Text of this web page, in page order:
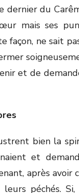
dernier du
mais ses
façon, ne sait
et de
bien la
et
après avoir
péchés. Si,